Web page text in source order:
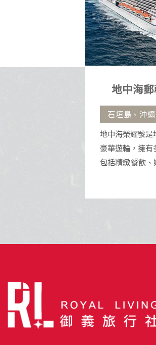
地中海郵輪假期榮耀號
地中海榮耀號是地中海郵輪公司的一艘
豪華遊輪，擁有多樣化的設施與活動，
包括精緻餐飲、娛樂表演、SPA和泳池